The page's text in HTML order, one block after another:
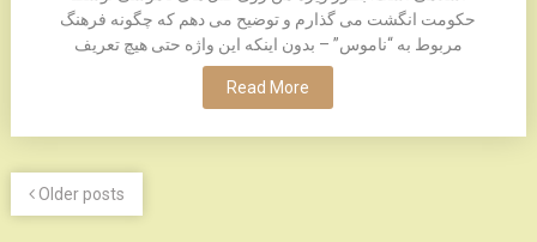
حکومت انگشت می گذارم و توضیح می دهم که چگونه فرهنگ
مربوط به “ناموس” – بدون اینکه این واژه حتی هیچ تعریف
Read More
Older posts